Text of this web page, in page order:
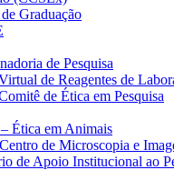
Graduação
de Pesquisa
de Reagentes de
de Ética em Pesquisa
Ética em Animais
de Microscopia e
de Apoio Institucional ao